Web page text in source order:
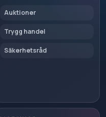
Auktioner
Trygg handel
Säkerhetsråd